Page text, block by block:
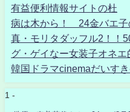
有益便利情報サイトの杜
病は木から！ 24金バエ子
真・モリタダッフル2！！
グ・ゲイなー女装子オネエ
韓国ドラマcinemaだいす
1 -